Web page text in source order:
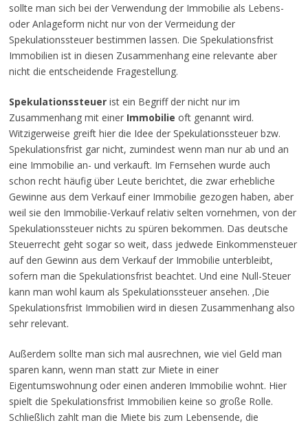
sollte man sich bei der Verwendung der Immobilie als Lebens-
oder Anlageform nicht nur von der Vermeidung der
Spekulationssteuer bestimmen lassen. Die Spekulationsfrist
Immobilien ist in diesen Zusammenhang eine relevante aber
nicht die entscheidende Fragestellung.
Spekulationssteuerist ein Begriff der nicht nur im
Zusammenhang mit einer Immobilie oft genannt wird.
Witzigerweise greift hier die Idee der Spekulationssteuer bzw.
Spekulationsfrist gar nicht, zumindest wenn man nur ab und an
eine Immobilie an- und verkauft. Im Fernsehen wurde auch
schon recht häufig über Leute berichtet, die zwar erhebliche
Gewinne aus dem Verkauf einer Immobilie gezogen haben, aber
weil sie den Immobilie-Verkauf relativ selten vornehmen, von der
Spekulationssteuer nichts zu spüren bekommen. Das deutsche
Steuerrecht geht sogar so weit, dass jedwede Einkommensteuer
auf den Gewinn aus dem Verkauf der Immobilie unterbleibt,
sofern man die Spekulationsfrist beachtet. Und eine Null-Steuer
kann man wohl kaum als Spekulationssteuer ansehen. ‚Die
Spekulationsfrist Immobilien wird in diesen Zusammenhang also
sehr relevant.
Außerdem sollte man sich mal ausrechnen, wie viel Geld man
sparen kann, wenn man statt zur Miete in einer
Eigentumswohnung oder einen anderen Immobilie wohnt. Hier
spielt die Spekulationsfrist Immobilien keine so große Rolle.
Schließlich zahlt man die Miete bis zum Lebensende, die